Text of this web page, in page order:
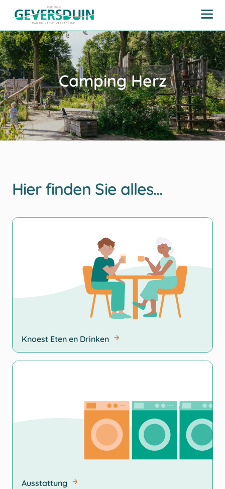
Camping Herz
Hier finden Sie alles…
Knoest Eten en Drinken
Ausstattung